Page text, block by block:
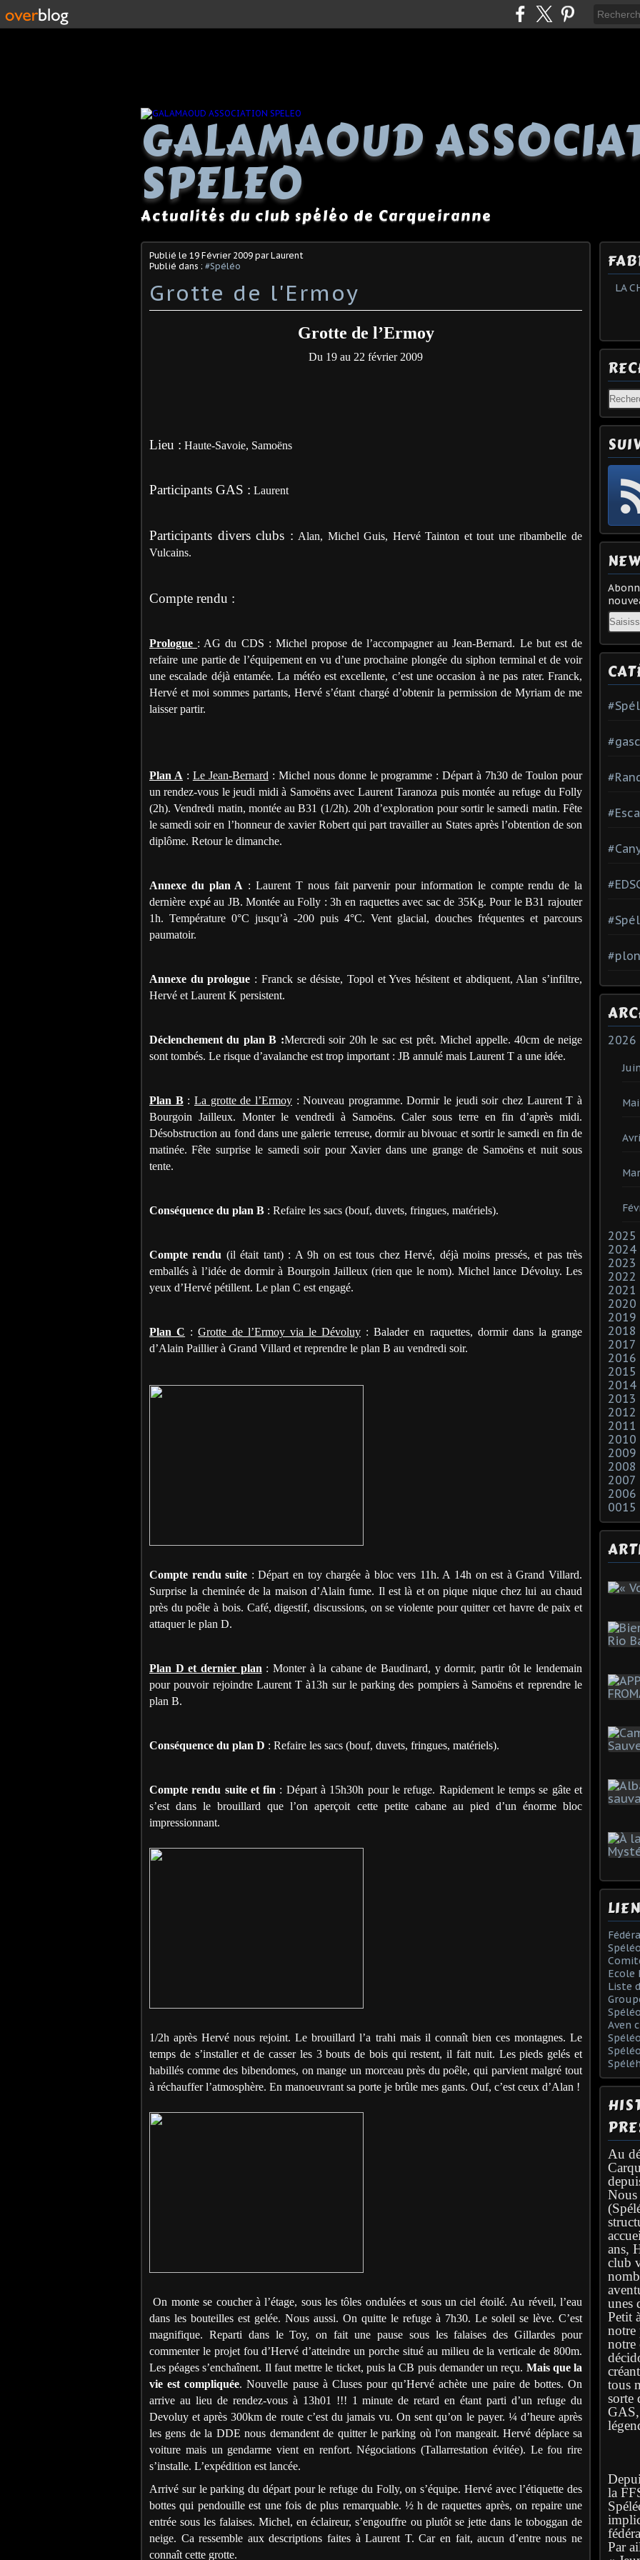
GALAMAOUD
SPELEO
Actualités du club spéléo de Carqueiranne
Publié le 19 Février 2009 par Laurent
Publié dans : #Spéléo
Grotte de l'Ermoy
Grotte de l’Ermoy
Du 19 au 22 février 2009
Lieu : Haute-Savoie, Samoëns
Participants GAS : Laurent
Participants divers clubs : Alan, Michel Guis, Hervé Tainton et tout une ribambelle de
Vulcains.
Compte rendu :
Prologue : AG du CDS : Michel propose de l’accompagner au Jean-Bernard. Le but est de
refaire une partie de l’équipement en vu d’une prochaine plongée du siphon terminal et de voir
une escalade déjà entamée. La météo est excellente, c’est une occasion à ne pas rater. Franck,
Hervé et moi sommes partants, Hervé s’étant chargé d’obtenir la permission de Myriam de me
laisser partir.
Plan A : Le Jean-Bernard : Michel nous donne le programme : Départ à 7h30 de Toulon pour
un rendez-vous le jeudi midi à Samoëns avec Laurent Taranoza puis montée au refuge du Folly
(2h). Vendredi matin, montée au B31 (1/2h). 20h d’exploration pour sortir le samedi matin. Fête
le samedi soir en l’honneur de xavier Robert qui part travailler au States après l’obtention de son
diplôme. Retour le dimanche.
Annexe du plan A : Laurent T nous fait parvenir pour information le compte rendu de la
dernière expé au JB. Montée au Folly : 3h en raquettes avec sac de 35Kg. Pour le B31 rajouter
1h. Température 0°C jusqu’à -200 puis 4°C. Vent glacial, douches fréquentes et parcours
paumatoir.
Annexe du prologue : Franck se désiste, Topol et Yves hésitent et abdiquent, Alan s’infiltre,
Hervé et Laurent K persistent.
Déclenchement du plan B :Mercredi soir 20h le sac est prêt. Michel appelle. 40cm de neige
sont tombés. Le risque d’avalanche est trop important : JB annulé mais Laurent T a une idée.
Plan B: La grotte de l’Ermoy: Nouveau programme. Dormir le jeudi soir chez Laurent T à
Bourgoin Jailleux. Monter le vendredi à Samoëns. Caler sous terre en fin d’après midi.
Désobstruction au fond dans une galerie terreuse, dormir au bivouac et sortir le samedi en fin de
matinée. Fête surprise le samedi soir pour Xavier dans une grange de Samoëns et nuit sous
tente.
Conséquence du plan B : Refaire les sacs (bouf, duvets, fringues, matériels).
Compte rendu (il était tant) : A 9h on est tous chez Hervé, déjà moins pressés, et pas très
emballés à l’idée de dormir à Bourgoin Jailleux (rien que le nom). Michel lance Dévoluy. Les
yeux d’Hervé pétillent. Le plan C est engagé.
Plan C :Grotte de l’Ermoy via le Dévoluy : Balader en raquettes, dormir dans la grange
d’Alain Paillier à Grand Villard et reprendre le plan B au vendredi soir.
Compte rendu suite : Départ en toy chargée à bloc vers 11h. A 14h on est à Grand Villard.
Surprise la cheminée de la maison d’Alain fume. Il est là et on pique nique chez lui au chaud
près du poêle à bois. Café, digestif, discussions, on se violente pour quitter cet havre de paix et
attaquer le plan D.
Plan D et dernier plan : Monter à la cabane de Baudinard, y dormir, partir tôt le lendemain
pour pouvoir rejoindre Laurent T à13h sur le parking des pompiers à Samoëns et reprendre le
plan B.
Conséquence du plan D : Refaire les sacs (bouf, duvets, fringues, matériels).
Compte rendu suite et fin : Départ à 15h30h pour le refuge. Rapidement le temps se gâte et
s’est dans le brouillard que l’on aperçoit cette petite cabane au pied d’un énorme bloc
impressionnant.
1/2h après Hervé nous rejoint. Le brouillard l’a trahi mais il connaît bien ces montagnes. Le
temps de s’installer et de casser les 3 bouts de bois qui restent, il fait nuit. Les pieds gelés et
habillés comme des bibendomes, on mange un morceau près du poêle, qui parvient malgré tout
à réchauffer l’atmosphère. En manoeuvrant sa porte je brûle mes gants. Ouf, c’est ceux d’Alan !
On monte se coucher à l’étage, sous les tôles ondulées et sous un ciel étoilé. Au réveil, l’eau
dans les bouteilles est gelée. Nous aussi. On quitte le refuge à 7h30. Le soleil se lève. C’est
magnifique. Reparti dans le Toy, on fait une pause sous les falaises des Gillardes pour
commenter le projet fou d’Hervé d’atteindre un porche situé au milieu de la verticale de 800m.
Les péages s’enchaînent. Il faut mettre le ticket, puis la CB puis demander un reçu. Mais que la
vie est compliquée. Nouvelle pause à Cluses pour qu’Hervé achète une paire de bottes. On
arrive au lieu de rendez-vous à 13h01 !!! 1 minute de retard en étant parti d’un refuge du
Devoluy et après 300km de route c’est du jamais vu. On sent qu’on le payer. ¼ d’heure après
les gens de la DDE nous demandent de quitter le parking où l'on mangeait. Hervé déplace sa
voiture mais un gendarme vient en renfort. Négociations (Tallarrestation évitée). Le fou rire
s’installe. L’expédition est lancée.
Arrivé sur le parking du départ pour le refuge du Folly, on s’équipe. Hervé avec l’étiquette des
bottes qui pendouille est une fois de plus remarquable. ½ h de raquettes après, on repaire une
entrée sous les falaises. Michel, en éclaireur, s’engouffre ou plutôt se jette dans le toboggan de
neige. Ca ressemble aux descriptions faites à Laurent T. Car en fait, aucun d’entre nous ne
connaît cette grotte.
LA
Email
2026
Mai
2025
2024
2023
2022
2021
2020
2019
2018
2017
2016
2015
2014
2013
2012
2011
2010
2009
2008
2007
2006
0015
Ecole
Liste
Aven
Au
Nous
ans,
club
unes
Petit
notre
notre
tous
sorte
la
Par